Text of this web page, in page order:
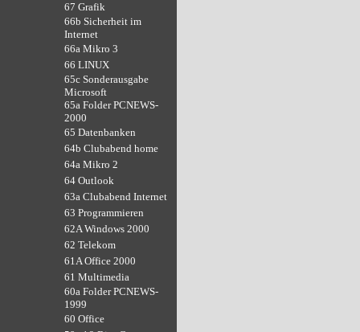
67 Grafik
66b Sicherheit im
Internet
66a Mikro 3
66 LINUX
65c Sonderausgabe
Microsoft
65a Folder PCNEWS-
2000
65 Datenbanken
64b Clubabend home
64a Mikro 2
64 Outlook
63a Clubabend Internet
63 Programmieren
62A Windows 2000
62 Telekom
61A Office 2000
61 Multimedia
60a Folder PCNEWS-
1999
60 Office